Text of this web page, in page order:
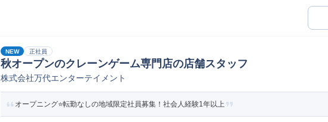
NEW 正社員
秋オープンのクレーンゲーム専門店の店舗スタッフ
株式会社万代エンターテイメント
オープニング⭐転勤なしの地域限定社員募集！社会人経験1年以上